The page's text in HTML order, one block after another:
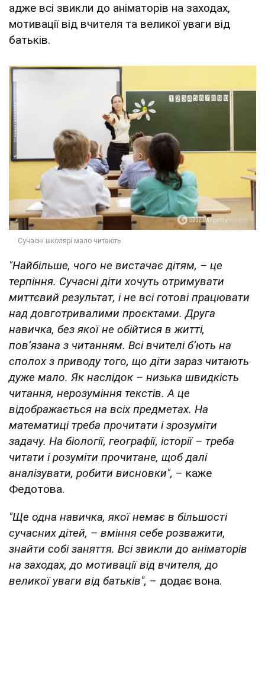
адже всі звикли до аніматорів на заходах,
мотивації від вчителя та великої уваги від
батьків.
"Найбільше, чого не вистачає дітям, – це
терпіння. Сучасні діти хочуть отримувати
миттєвий результат, і не всі готові працювати
над довготривалими проєктами. Друга
навичка, без якої не обійтися в житті,
пов’язана з читанням. Всі вчителі б’ють на
сполох з приводу того, що діти зараз читають
дуже мало. Як наслідок – низька швидкість
читання, нерозуміння текстів. А це
відображається на всіх предметах. На
математиці треба прочитати і зрозуміти
задачу. На біології, географії, історії – треба
читати і розуміти прочитане, щоб далі
аналізувати, робити висновки", – каже
Федотова.
"Ще одна навичка, якої немає в більшості
сучасних дітей, – вміння себе розважити,
знайти собі заняття. Всі звикли до аніматорів
на заходах, до мотивації від вчителя, до
великої уваги від батьків", – додає вона.